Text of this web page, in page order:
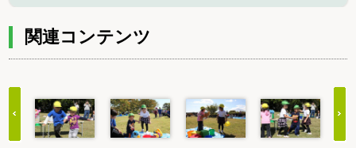
関連コンテンツ